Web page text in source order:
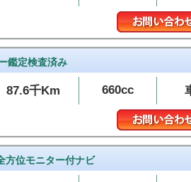
鑑定検査済み
87.6千Km 660cc
方位モニター付ナビ